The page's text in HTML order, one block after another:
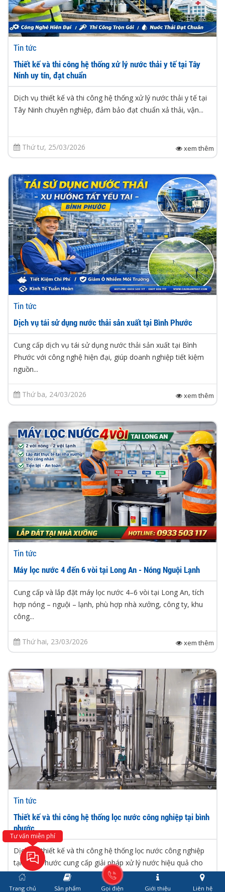
Tin tức
Thiết kế và thi công hệ thống xử lý nước thải y tế tại Tây
Ninh uy tín, đạt chuẩn
Dịch vụ thiết kế và thi công hệ thống xử lý nước thải y tế tại
Tây Ninh chuyên nghiệp, đảm bảo đạt chuẩn xả thải, vận...
Thứ tư, 25/03/2026 xem thêm
Tin tức
Dịch vụ tái sử dụng nước thải sản xuất tại Bình Phước
Cung cấp dịch vụ tái sử dụng nước thải sản xuất tại Bình
Phước với công nghệ hiện đại, giúp doanh nghiệp tiết kiệm
nguồn...
Thứ ba, 24/03/2026 xem thêm
Tin tức
Máy lọc nước 4 đến 6 vòi tại Long An - Nóng Nguội Lạnh
Cung cấp và lắp đặt máy lọc nước 4–6 vòi tại Long An, tích
hợp nóng – nguội – lạnh, phù hợp nhà xưởng, công ty, khu
công...
Thứ hai, 23/03/2026 xem thêm
Tin tức
Thiết kế và thi công hệ thống lọc nước công nghiệp tại bình
phước
Dịch vụ thiết kế và thi công hệ thống lọc nước công nghiệp
tại Bình Phước cung cấp giải pháp xử lý nước hiệu quả cho
nhà...
Tư vấn miễn phí
Trang chủ Sản phẩm Gọi điện Giới thiệu Liên hệ